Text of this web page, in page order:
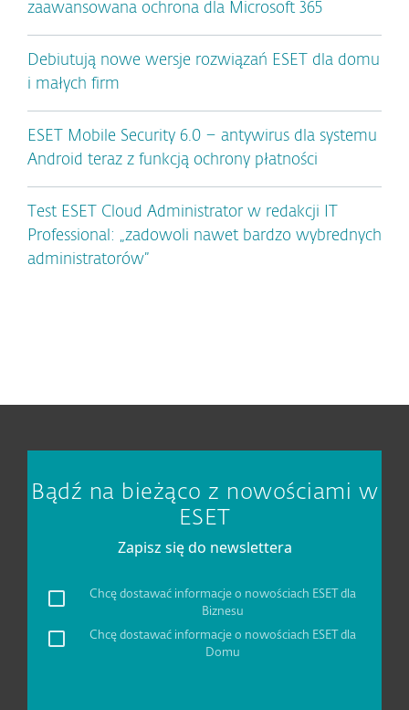
zaawansowana ochrona dla Microsoft 365
Debiutują nowe wersje rozwiązań ESET dla domu
i małych firm
ESET Mobile Security 6.0 – antywirus dla systemu
Android teraz z funkcją ochrony płatności
Test ESET Cloud Administrator w redakcji IT
Professional: „zadowoli nawet bardzo wybrednych
administratorów”